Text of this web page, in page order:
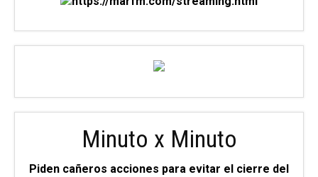
Minuto x Minuto
Piden cañeros acciones para evitar el cierre del